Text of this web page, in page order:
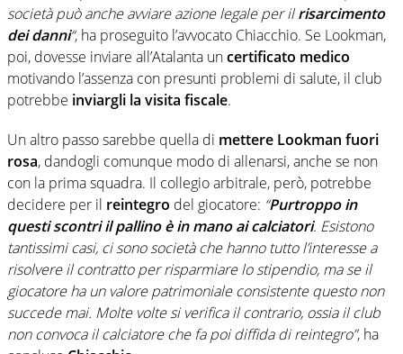
società può anche avviare azione legale per ilrisarcimento
dei danni“, ha proseguito l’avvocato Chiacchio. Se Lookman,
poi, dovesse inviare all’Atalanta uncertificato medico
motivando l’assenza con presunti problemi di salute, il club
potrebbe inviargli la visita fiscale.
Un altro passo sarebbe quella di mettere Lookman fuori
rosa, dandogli comunque modo di allenarsi, anche se non
con la prima squadra. Il collegio arbitrale, però, potrebbe
decidere per il reintegro del giocatore: “Purtroppo in
questi scontri il pallino è in mano ai calciatori. Esistono
tantissimi casi, ci sono società che hanno tutto l’interesse a
risolvere il contratto per risparmiare lo stipendio, ma se il
giocatore ha un valore patrimoniale consistente questo non
succede mai. Molte volte si verifica il contrario, ossia il club
non convoca il calciatore che fa poi diffida di reintegro”, ha